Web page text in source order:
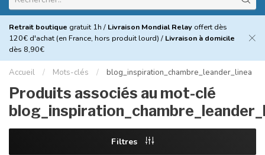
Retrait boutique gratuit 1h / Livraison Mondial Relay offert dès
120€ d'achat (en France, hors produit lourd) / Livraison à domicile
dès 8,90€
Accueil / Mots-clés / blog_inspiration_chambre_leander_linea
Produits associés au mot-clé
Filtres